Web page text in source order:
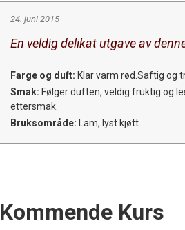
24. juni 2015
En veldig delikat utgave av
Farge og duft: Klar varm rød.Saftig og
Smak: Følger duften, veldig fruktig og
ettersmak.
Bruksområde: Lam, lyst kjøtt.
Events
Kommende Kurs